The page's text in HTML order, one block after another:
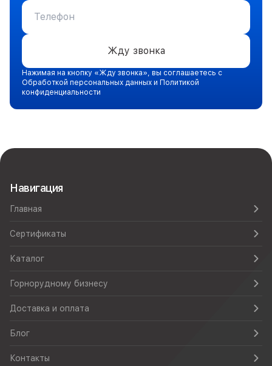
Жду звонка
Нажимая на кнопку «Жду звонка», вы соглашаетесь с
Обработкой персональных данных и Политикой
конфиденциальности
Навигация
Главная
Сертификаты
Каталог
Горнорудному бизнесу
Доставка и оплата
Блог
Контакты